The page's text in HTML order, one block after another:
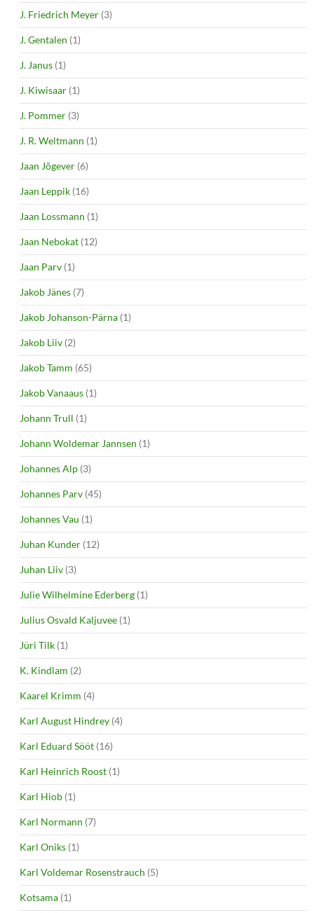
J. Friedrich Meyer (3)
J. Gentalen (1)
J. Janus (1)
J. Kiwisaar (1)
J. Pommer (3)
J. R. Weltmann (1)
Jaan Jõgever (6)
Jaan Leppik (16)
Jaan Lossmann (1)
Jaan Nebokat (12)
Jaan Parv (1)
Jakob Jänes (7)
Jakob Johanson-Pärna (1)
Jakob Liiv (2)
Jakob Tamm (65)
Jakob Vanaaus (1)
Johann Trull (1)
Johann Woldemar Jannsen (1)
Johannes Alp (3)
Johannes Parv (45)
Johannes Vau (1)
Juhan Kunder (12)
Juhan Liiv (3)
Julie Wilhelmine Ederberg (1)
Julius Osvald Kaljuvee (1)
Jüri Tilk (1)
K. Kindlam (2)
Kaarel Krimm (4)
Karl August Hindrey (4)
Karl Eduard Sööt (16)
Karl Heinrich Roost (1)
Karl Hiob (1)
Karl Normann (7)
Karl Oniks (1)
Karl Voldemar Rosenstrauch (5)
Kotsama (1)